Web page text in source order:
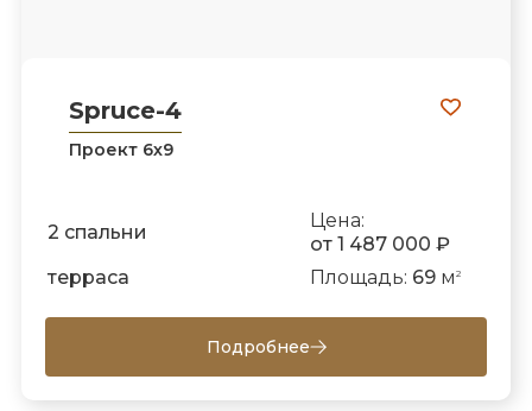
Spruce-4
Проект 6х9
2 спальни
Цена:
от 1 487 000 ₽
терраса
Площадь: 69м 2
Подробнее